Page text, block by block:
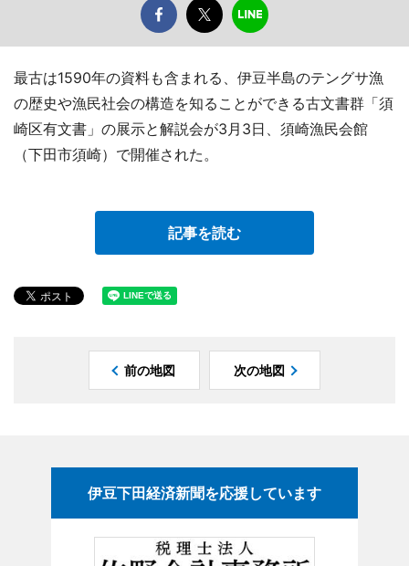
最古は1590年の資料も含まれる、伊豆半島のテングサ漁
の歴史や漁民社会の構造を知ることができる古文書群「須
崎区有文書」の展示と解説会が3月3日、須崎漁民会館
（下田市須崎）で開催された。
記事を読む
前の地図 次の地図
伊豆下田経済新聞を応援しています